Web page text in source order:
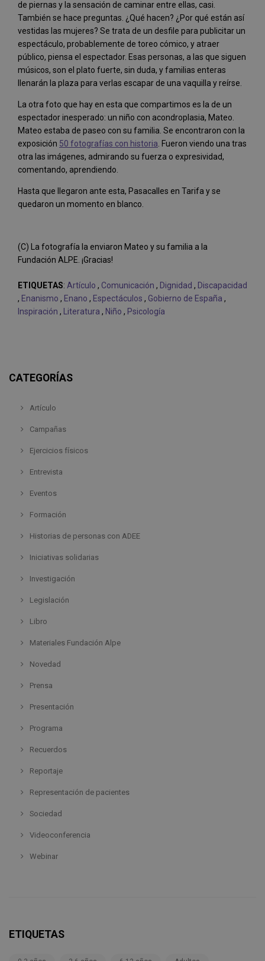
de piernas y la sensación de caminar entre ellas, casi.
También se hace preguntas. ¿Qué hacen? ¿Por qué están así
vestidas las mujeres? Se trata de un desfile para publicitar un
espectáculo, probablemente de toreo cómico, y atraer
público, piensa el espectador. Esas personas, a las que siguen
músicos, son el plato fuerte, sin duda, y familias enteras
llenarán la plaza para verlas escapar de una vaquilla y reírse.
La otra foto que hay en esta que compartimos es la de un
espectador inesperado: un niño con acondroplasia, Mateo.
Mateo estaba de paseo con su familia. Se encontraron con la
exposición 50 fotografías con historia . Fueron viendo una tras
otra las imágenes, admirando su fuerza o expresividad,
comentando, aprendiendo.
Hasta que llegaron ante esta, Pasacalles en Tarifa y se
quedaron un momento en blanco.
(C) La fotografía la enviaron Mateo y su familia a la
Fundación ALPE. ¡Gracias!
ETIQUETAS: Artículo , Comunicación , Dignidad , Discapacidad
, Enanismo , Enano , Espectáculos , Gobierno de España ,
Inspiración , Literatura , Niño , Psicología
CATEGORÍAS
Artículo
Campañas
Ejercicios físicos
Entrevista
Eventos
Formación
Historias de personas con ADEE
Iniciativas solidarias
Investigación
Legislación
Libro
Materiales Fundación Alpe
Novedad
Prensa
Presentación
Programa
Recuerdos
Reportaje
Representación de pacientes
Sociedad
Videoconferencia
Webinar
ETIQUETAS